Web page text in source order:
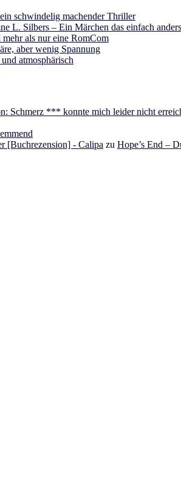
schwindelig machender Thriller
L. Silbers – Ein Märchen das einfach
als nur eine RomCom
aber wenig Spannung
atmosphärisch
Schmerz *** konnte mich leider nicht
[Buchrezension] - Calipa zu Hope’s End –